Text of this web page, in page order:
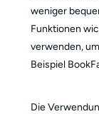
weniger
Funktionen
verwenden,
Beispiel
Die